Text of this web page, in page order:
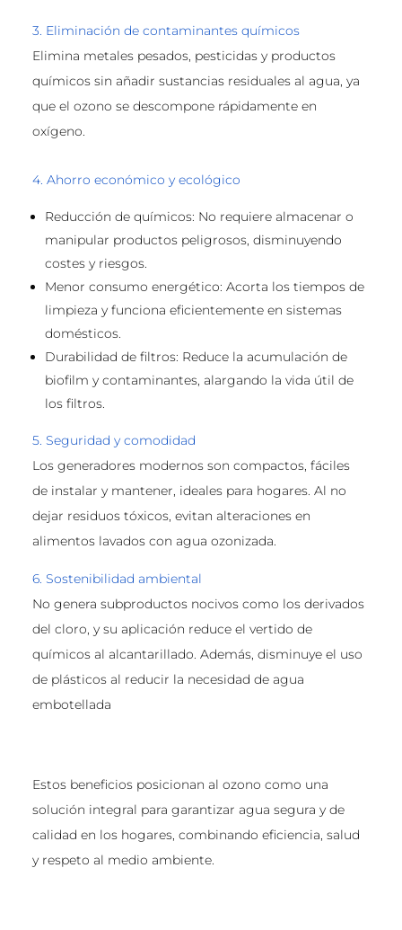
3. Eliminación de contaminantes químicos
Elimina metales pesados, pesticidas y productos
químicos sin añadir sustancias residuales al agua, ya
que el ozono se descompone rápidamente en
oxígeno.
4. Ahorro económico y ecológico
Reducción de químicos: No requiere almacenar o
manipular productos peligrosos, disminuyendo
costes y riesgos.
Menor consumo energético: Acorta los tiempos de
limpieza y funciona eficientemente en sistemas
domésticos.
Durabilidad de filtros: Reduce la acumulación de
biofilm y contaminantes, alargando la vida útil de
los filtros.
5. Seguridad y comodidad
Los generadores modernos son compactos, fáciles
de instalar y mantener, ideales para hogares. Al no
dejar residuos tóxicos, evitan alteraciones en
alimentos lavados con agua ozonizada.
6. Sostenibilidad ambiental
No genera subproductos nocivos como los derivados
del cloro, y su aplicación reduce el vertido de
químicos al alcantarillado. Además, disminuye el uso
de plásticos al reducir la necesidad de agua
embotellada
Estos beneficios posicionan al ozono como una
solución integral para garantizar agua segura y de
calidad en los hogares, combinando eficiencia, salud
y respeto al medio ambiente.